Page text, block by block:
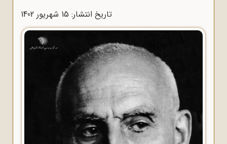
تاریخ انتشار: 15 شهريور 1402